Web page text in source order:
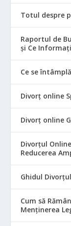
Totul despre
Raportul de
și Ce
Ce se
Divorț online
Divorț online
Divorțul
Reducerea
Ghidul
Cum să
Menținerea